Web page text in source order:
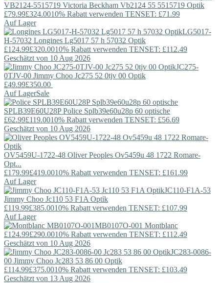
VB2124-5515719 Victoria Beckham Vb2124 55 5515719 Optik
£79.99£324.0010% Rabatt verwenden TENSET: £71.99
Auf Lager
LG5017-
H-57032 Longines Lg5017 57 h 57032 Optik
£124.99£320.0010% Rabatt verwenden TENSET: £112.49
Geschätzt von 10 Aug 2026
JC275-
0TJV-00 Jimmy Choo Jc275 52 0tjv 00 Optik
£49.99£350.00
Auf LagerSale
SPLB39E60U28PPolice Splb39e60u28p 60 optische
£62.99£119.0010% Rabatt verwenden TENSET: £56.69
Geschätzt von 10 Aug 2026
OV5459U-1722-48 Oliver Peoples Ov5459u 48 1722 Romare-
Opt...
£179.99£419.0010% Rabatt verwenden TENSET: £161.99
Auf Lager
JC110-F1A-53
Jimmy Choo Jc110 53 F1A Optik
£119.99£385.0010% Rabatt verwenden TENSET: £107.99
Auf Lager
MB0107O-001 Montblanc
£124.99£290.0010% Rabatt verwenden TENSET: £112.49
Geschätzt von 10 Aug 2026
JC283-0086-
00 Jimmy Choo Jc283 53 86 00 Optik
£114.99£375.0010% Rabatt verwenden TENSET: £103.49
Geschätzt von 13 Aug 2026